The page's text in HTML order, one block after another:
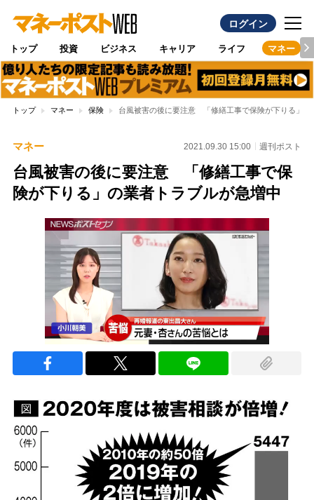
ログイン
トップ 投資 ビジネス キャリア ライフ マネー
トップ マネー 保険 台風被害の後に要注意 「修繕工事で保険が下りる」の
マネー 2021.09.30 15:00 週刊ポスト
台風被害の後に要注意 「修繕工事で保
険が下りる」の業者トラブルが急増中